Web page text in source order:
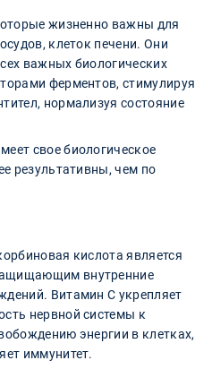
жизненно важны для
клеток печени. Они
важных биологических
ферментов, стимулируя
нормализуя состояние
свое биологическое
результативны, чем по
кислота является
внутренние
Витамин С укрепляет
нервной системы к
энергии в клетках,
иммунитет.